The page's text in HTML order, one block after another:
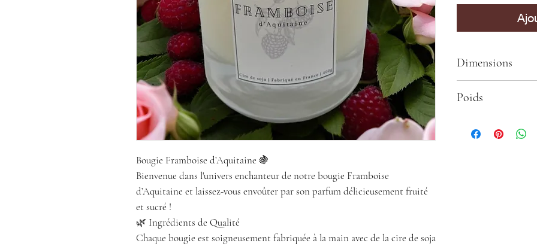
Bougie Framboise d’Aquitaine 🍇
Bienvenue dans l'univers enchanteur de notre bougie Framboise
d’Aquitaine et laissez-vous envoûter par son parfum délicieusement fruité
et sucré !
🌿 Ingrédients de Qualité
Chaque bougie est soigneusement fabriquée à la main avec de la cire de soja
Dimensions
Diamètre : 7,4 cm
Poids